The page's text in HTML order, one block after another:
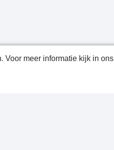
Voor meer informatie kijk in ons